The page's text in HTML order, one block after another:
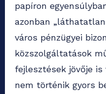
papíron
azonban
város pénzügyei
közszolgáltatások
fejlesztések jövője
nem történik gyors